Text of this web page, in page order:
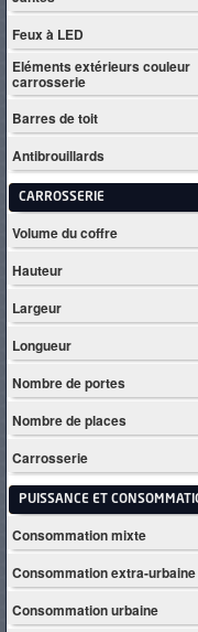
Feux à LED
Eléments extérieurs couleur
carrosserie
Barres de toit
Antibrouillards
CARROSSERIE
Volume du coffre
Hauteur
Largeur
Longueur
Nombre de portes
Nombre de places
Carrosserie
PUISSANCE ET
Consommation mixte
Consommation extra-urbaine
Consommation urbaine